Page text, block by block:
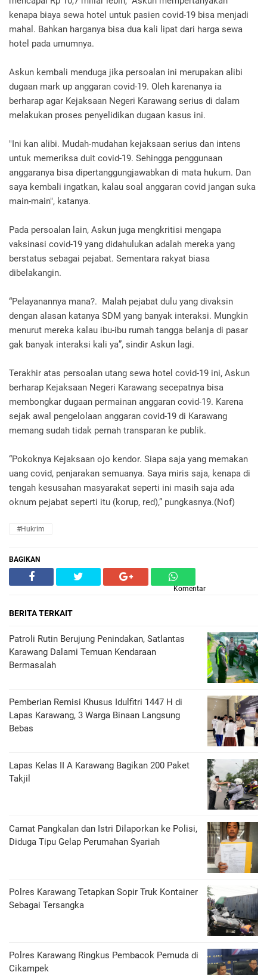
kenapa biaya sewa hotel untuk pasien covid-19 bisa menjadi
mahal. Bahkan harganya bisa dua kali lipat dari harga sewa
hotel pada umumnya.
Askun kembali menduga jika persoalan ini merupakan alibi
dugaan mark up anggaran covid-19. Oleh karenanya ia
berharap agar Kejaksaan Negeri Karawang serius di dalam
melakukan proses penyelidikan dugaan kasus ini.
"Ini kan alibi. Mudah-mudahan kejaksaan serius dan intens
untuk memeriksa duit covid-19. Sehingga penggunaan
anggaranya bisa dipertanggungjawabkan di mata hukum. Dan
saya kembali ingatkan, kalau soal anggaran covid jangan suka
main-main", katanya.
Pada persoalan lain, Askun juga mengkritisi mengapa
vaksinasi covid-19 yang didahulukan adalah mereka yang
berstatus sebagai pejabat. Sementara rakyat biasa
dibelakangin.
“Pelayanannya mana?. Malah pejabat dulu yang divaksin
dengan alasan katanya SDM yang banyak interaksi. Mungkin
menurut mereka kalau ibu-ibu rumah tangga belanja di pasar
gak banyak interaksi kali ya”, sindir Askun lagi.
Terakhir atas persoalan utang sewa hotel covid-19 ini, Askun
berharap Kejaksaan Negeri Karawang secepatnya bisa
membongkar dugaan permainan anggaran covid-19. Karena
sejak awal pengelolaan anggaran covid-19 di Karawang
memang sudah tidak pernah transparan ke publik.
“Pokoknya Kejaksaan ojo kendor. Siapa saja yang memakan
uang covid, penjarakan semuanya. Saya miris saja, kenapa di
tengah kesusahan masyarakat seperti ini masih saja ada
oknum pejabat seperti itu (korup, red),” pungkasnya.(Nof)
#hukrim
BAGIKAN
Komentar
BERITA TERKAIT
Patroli Rutin Berujung Penindakan, Satlantas
Karawang Dalami Temuan Kendaraan
Bermasalah
Pemberian Remisi Khusus Idulfitri 1447 H di
Lapas Karawang, 3 Warga Binaan Langsung
Bebas
Lapas Kelas II A Karawang Bagikan 200 Paket
Takjil
Camat Pangkalan dan Istri Dilaporkan ke Polisi,
Diduga Tipu Gelap Perumahan Syariah
Polres Karawang Tetapkan Sopir Truk Kontainer
Sebagai Tersangka
Polres Karawang Ringkus Pembacok Pemuda di
Cikampek